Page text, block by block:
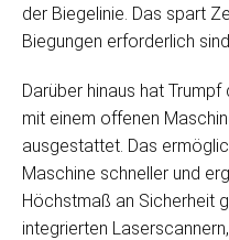
der Biegelinie. Das spart
Biegungen erforderlich
Darüber hinaus hat
mit einem offenen
ausgestattet. Das
Maschine schneller und
Höchstmaß an Sicherheit
integrierten